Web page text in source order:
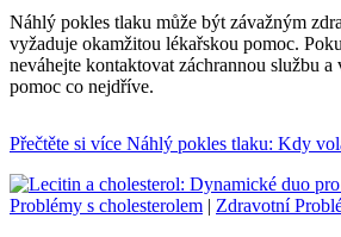
Náhlý pokles tlaku může být závažným
vyžaduje okamžitou lékařskou pomoc.
neváhejte kontaktovat záchrannou službu a
pomoc co nejdříve.
Přečtěte si více Náhlý pokles tlaku: Kdy
Problémy s cholesterolem | Zdravotní